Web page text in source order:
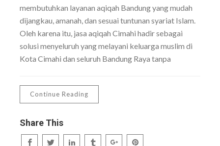
membutuhkan layanan aqiqah Bandung yang mudah
dijangkau, amanah, dan sesuai tuntunan syariat Islam.
Oleh karena itu, jasa aqiqah Cimahi hadir sebagai
solusi menyeluruh yang melayani keluarga muslim di
Kota Cimahi dan seluruh Bandung Raya tanpa
Continue Reading
Share This